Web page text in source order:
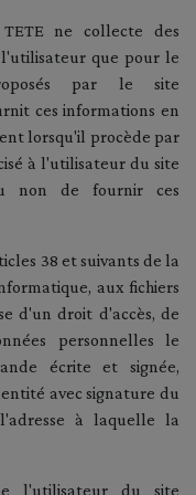
ne collecte des
que pour le
par le site
ces informations en
lorsqu'il procède par
à l'utilisateur du site
non de fournir ces
38 et suivants de la
aux fichiers
d'un droit d'accès, de
personnelles le
écrite et signée,
avec signature du
à laquelle la
l'utilisateur du site